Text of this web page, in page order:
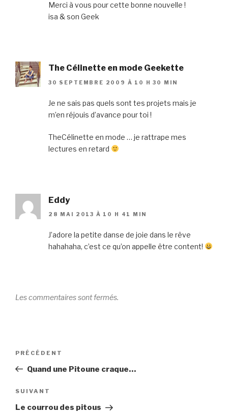
Merci à vous pour cette bonne nouvelle !
isa & son Geek
The Célinette en mode Geekette
30 SEPTEMBRE 2009 À 10 H 30 MIN
Je ne sais pas quels sont tes projets mais je
m’en réjouis d’avance pour toi !
TheCélinette en mode … je rattrape mes
lectures en retard
Eddy
28 MAI 2013 À 10 H 41 MIN
J’adore la petite danse de joie dans le rêve
hahahaha, c’est ce qu’on appelle être content!
Les commentaires sont fermés.
Navigation
l’article
Article
précédent
PRÉCÉDENT
Quand une Pitoune craque…
Article
suivant
SUIVANT
Le courrou des pitous